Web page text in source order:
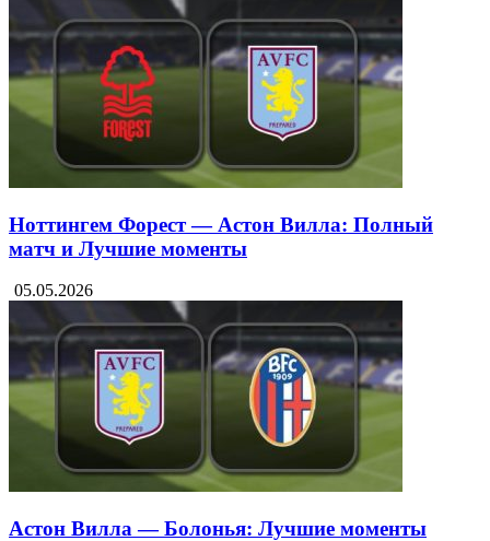
Ноттингем Форест — Астон Вилла: Полный
матч и Лучшие моменты
05.05.2026
Астон Вилла — Болонья: Лучшие моменты